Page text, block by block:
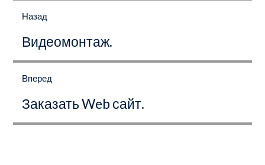
поНазад
запись:
Видеомонтаж.
Вперед
запись:
Заказать Web сайт.